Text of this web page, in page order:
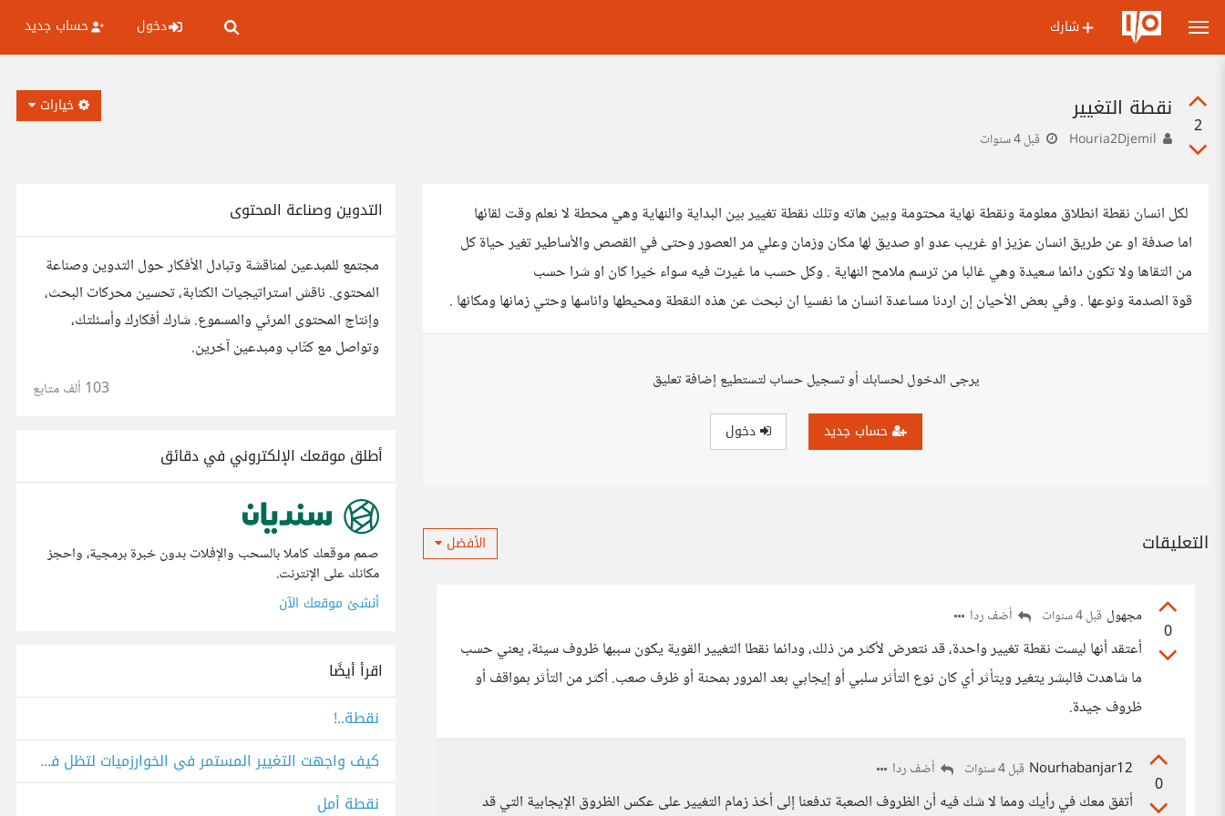
شارك دخول حساب جديد
2
نقطة التغيير
قبل 4 سنوات
خيارات
لكل انسان نقطة انطلاق معلومة ونقطة نهاية محتومة وبين هاته وتلك نقطة تغيير بين البداية والنهاية وهي محطة لا نعلم وقت لقائها
اما صدفة او عن طريق انسان عزيز او غريب عدو او صديق لها مكان وزمان وعلي مر العصور وحتى في القصص والأساطير تغير حياة كل
من التقاها ولا تكون دائما سعيدة وهي غالبا من ترسم ملامح النهاية . وكل حسب ما غيرت فيه سواء خيرا كان او شرا حسب
قوة الصدمة ونوعها . وفي بعض الأحيان إن اردنا مساعدة انسان ما نفسيا ان نبحث عن هذه النقطة ومحيطها واناسها وحتي زمانها ومكانها .
يرجى الدخول لحسابك أو تسجيل حساب لتستطيع إضافة تعليق
حساب جديد دخول
التعليقات الأفضل
0
مجهول قبل 4 سنوات أضف ردا
أعتقد أنها ليست نقطة تغيير واحدة، قد نتعرض لأكثر من ذلك، ودائما نقطا التغيير القوية يكون سببها ظروف سيئة، يعني حسب
ما شاهدت فالبشر يتغير ويتأثر أي كان نوع التأثر سلبي أو إيجابي بعد المرور بمحنة أو ظرف صعب. أكثر من التأثر بمواقف أو
ظروف جيدة.
0
Nourhabanjar12 قبل 4 سنوات أضف ردا
أتفق معك في رأيك ومما لا شك فيه أن الظروف الصعبة تدفعنا إلى أخذ زمام التغيير على عكس الظروق الإيجابية التي قد
التدوين وصناعة المحتوى
مجتمع للمبدعين لمناقشة وتبادل الأفكار حول التدوين وصناعة
المحتوى. ناقش استراتيجيات الكتابة، تحسين محركات البحث،
وإنتاج المحتوى المرئي والمسموع. شارك أفكارك وأسئلتك،
وتواصل مع كتّاب ومبدعين آخرين.
103 ألف متابع
أطلق موقعك الإلكتروني في دقائق
صمم موقعك كاملا بالسحب والإفلات بدون خبرة برمجية، واحجز
مكانك على الإنترنت.
أنشئ موقعك الآن
اقرأ أيضًا
نقطة..!
كيف واجهت التغيير المستمر في الخوارزميات لتظل في الصدارة؟
نقطة أمل